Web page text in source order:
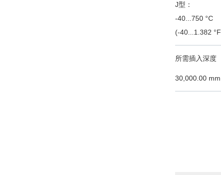
J型：
-40...750 °C
(-40...1.382
所需插入深度
30,000.00